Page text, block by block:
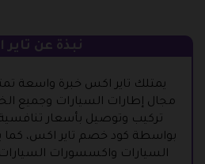
نبذة عن
مجال إطارات السيارات وجميع
تركيب وتوصيل بأسعار
بواسطة كود خصم تاير اكس، كما
السيارات واكسسورات السيارات